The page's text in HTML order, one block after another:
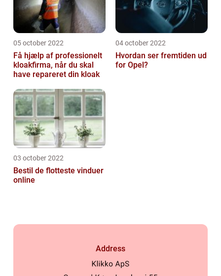
05 october 2022
Få hjælp af professionelt
kloakfirma, når du skal
have repareret din kloak
04 october 2022
Hvordan ser fremtiden ud
for Opel?
03 october 2022
Bestil de flotteste vinduer
online
Address